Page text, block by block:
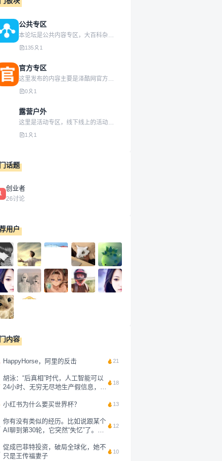
公共专区
本论坛是公共内容专区，大百科杂货铺，总有你喜欢的！
135 1
官方专区
这里发布的内容主要是泽酷网官方动态信息，具有权威性！真实性！
0 1
露营户外
这里是活动专区，线下线上的活动都可以发起，欢迎大家踊跃参加！
1 1
话题
创业者
26讨论
用户
内容
HappyHorse，阿里的反击 21
胡泳：“后真相”时代，人工智能可以
24小时、无穷无尽地生产假信息，鉴
息的真假，不如换一个原则。我的抖
免费资源，而是人类最后的抵抗。”
我觉...
18
小红书为什么要买世界杯？ 13
你有没有类似的经历。比如说跟某个
AI聊到第30轮，它突然“失忆”了。你
干二净。你用Claude写了一下午代
码，第二天重新打开，它对昨天的任
12
促成巴菲特投资，破局全球化，她不
只是王传福妻子
10